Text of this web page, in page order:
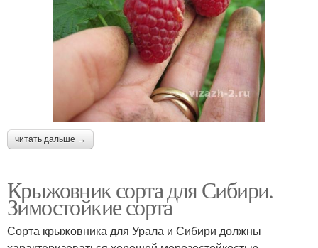
читать дальше →
Крыжовник сорта для Сибири.
Зимостойкие сорта
Сорта крыжовника для Урала и Сибири должны